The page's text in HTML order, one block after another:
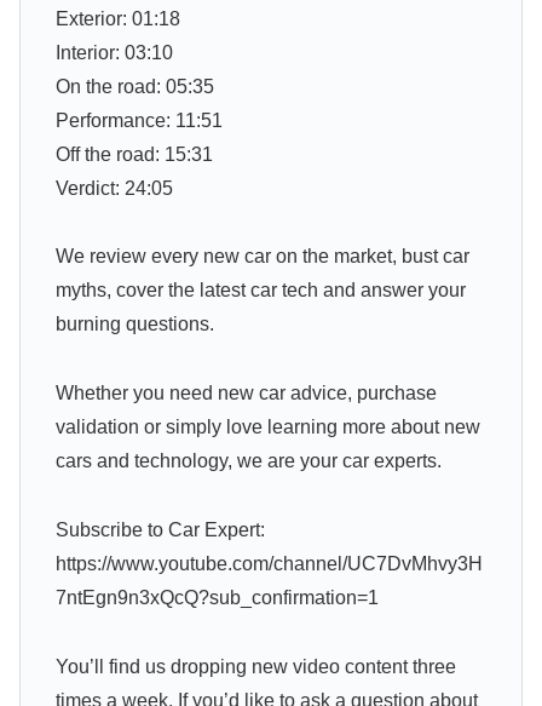
Exterior: 01:18
Interior: 03:10
On the road: 05:35
Performance: 11:51
Off the road: 15:31
Verdict: 24:05
We review every new car on the market, bust car
myths, cover the latest car tech and answer your
burning questions.
Whether you need new car advice, purchase
validation or simply love learning more about new
cars and technology, we are your car experts.
Subscribe to Car Expert:
https://www.youtube.com/channel/UC7DvMhvy3H
7ntEgn9n3xQcQ?sub_confirmation=1
You’ll find us dropping new video content three
times a week. If you’d like to ask a question about